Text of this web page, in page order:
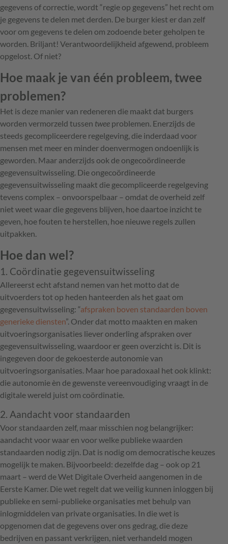
gegevens of correctie, wordt “regie op gegevens” het recht om
je gegevens te delen met derden. De burger kiest er dan zelf
voor om gegevens te delen om zodoende beter geholpen te
worden. Briljant! Verantwoordelijkheid afgewend, probleem
opgelost. Of niet?
Hoe maak je van één probleem, twee
problemen?
Het is deze manier van redeneren die maakt dat burgers
worden vermorzeld tussen twee problemen. Enerzijds de
steeds gecompliceerdere regelgeving, die inderdaad voor
mensen met meer en minder doenvermogen ondoenlijk is
geworden. Maar anderzijds ook de ongecoördineerde
gegevensuitwisseling. Die ongecoördineerde
gegevensuitwisseling maakt die gecompliceerde regelgeving
tevens complex – onvoorspelbaar – omdat de overheid zelf
niet weet waar die gegevens blijven, hoe daartoe inzicht te
geven, hoe fouten te herstellen, hoe nieuwe regels zullen
uitpakken.
Hoe dan wel?
1. Coördinatie gegevensuitwisseling
Allereerst echt afstand nemen van het motto dat de
uitvoerders tot op heden hanteerden als het gaat om
gegevensuitwisseling: “afspraken boven standaarden boven
generieke diensten”. Onder dat motto maakten en maken
uitvoeringsorganisaties liever onderling afspraken over
gegevensuitwisseling, waardoor er geen overzicht is. Dit is
ingegeven door de gekoesterde autonomie van
uitvoeringsorganisaties. Maar hoe paradoxaal het ook klinkt:
die autonomie èn de gewenste vereenvoudiging vraagt in de
digitale wereld juist om coördinatie.
2. Aandacht voor standaarden
Voor standaarden zelf, maar misschien nog belangrijker:
aandacht voor waar en voor welke publieke waarden
standaarden nodig zijn. Dat is nodig om democratische keuzes
mogelijk te maken. Bijvoorbeeld: dezelfde dag – ook op 21
maart – werd de Wet Digitale Overheid aangenomen in de
Eerste Kamer. Die wet regelt dat we veilig kunnen inloggen bij
publieke en semi-publieke organisaties met behulp van
inlogmiddelen van private organisaties. In die wet is
opgenomen dat de gegevens over ons gedrag, die deze
bedrijven en passant verkrijgen, niet verhandeld mogen